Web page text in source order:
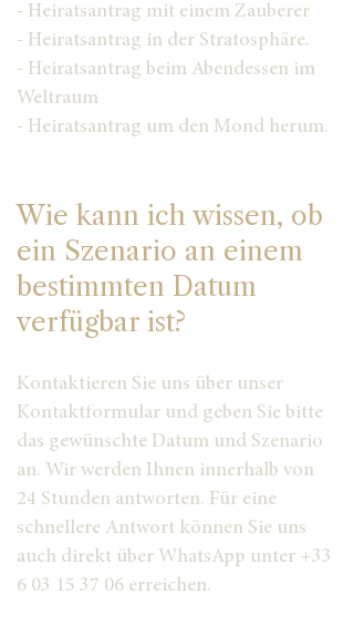
- Heiratsantrag mit einem Zauberer
- Heiratsantrag in der Stratosphäre.
- Heiratsantrag beim Abendessen im
Weltraum
- Heiratsantrag um den Mond herum.
Wie kann ich wissen, ob
ein Szenario an einem
bestimmten Datum
verfügbar ist?
Kontaktieren Sie uns über unser
Kontaktformular und geben Sie bitte
das gewünschte Datum und Szenario
an. Wir werden Ihnen innerhalb von
24 Stunden antworten. Für eine
schnellere Antwort können Sie uns
auch direkt über WhatsApp unter +33
6 03 15 37 06 erreichen.